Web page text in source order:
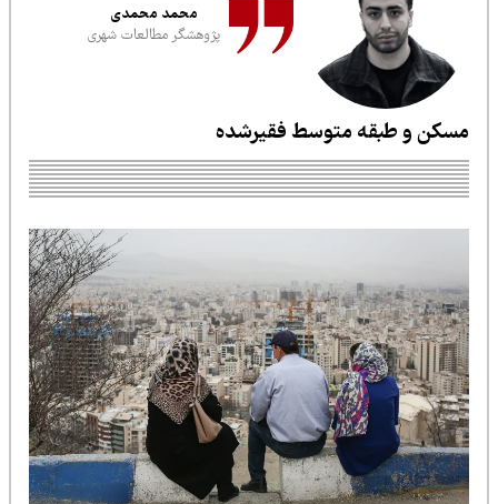
محمد محمدی
پژوهشگر مطالعات شهری
و طبقه متوسط فقیرشده